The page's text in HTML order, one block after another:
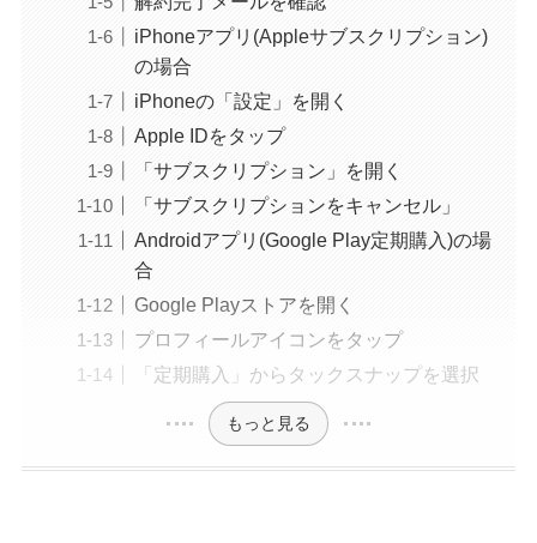
iPhoneアプリ(Appleサブスクリプション)
の場合
iPhoneの「設定」を開く
Apple IDをタップ
「サブスクリプション」を開く
「サブスクリプションをキャンセル」
Androidアプリ(Google Play定期購入)の場
合
Google Playストアを開く
プロフィールアイコンをタップ
「定期購入」からタックスナップを選択
もっと見る